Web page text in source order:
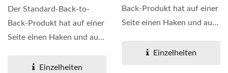
Der Standard-Back-to-
Back-Produkt hat auf einer
Seite einen Haken und auf
Einzelheiten
Back-Produkt hat auf einer
Seite einen Haken und auf
Einzelheiten